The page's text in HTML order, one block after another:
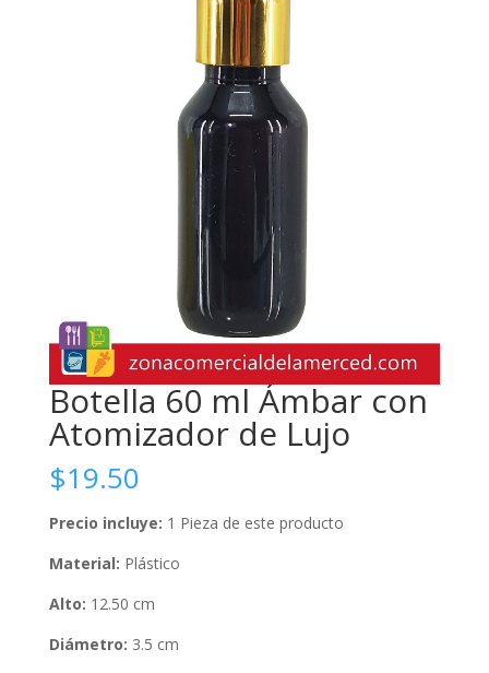
Botella 60 ml Ámbar con
Atomizador de Lujo
$19.50
Precio incluye: 1 Pieza de este producto
Material: Plástico
Alto: 12.50 cm
Diámetro: 3.5 cm